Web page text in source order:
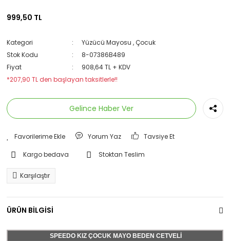
999,50 TL
Kategori Yüzücü Mayosu ,Çocuk
Stok Kodu
8-07386B489
Fiyat
908,64 TL + KDV
*207,90 TL den başlayan taksitlerle!!
Gelince Haber Ver
Yorum Yaz Tavsiye Et
Kargo bedava Stoktan Teslim
Karşılaştır
ÜRÜN BİLGİSİ
SPEEDO KIZ ÇOCUK MAYO BEDEN CETVELİ